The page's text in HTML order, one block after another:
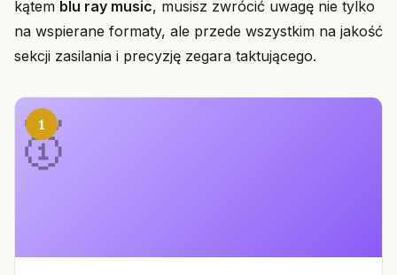
kątem blu ray music, musisz zwrócić uwagę nie tylko
na wspierane formaty, ale przede wszystkim na jakość
sekcji zasilania i precyzję zegara taktującego.
1